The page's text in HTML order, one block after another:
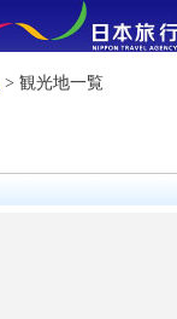
> 観光地一覧